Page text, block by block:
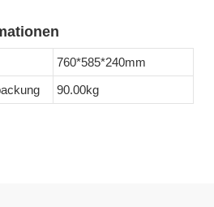
760*585*240mm
90.00kg